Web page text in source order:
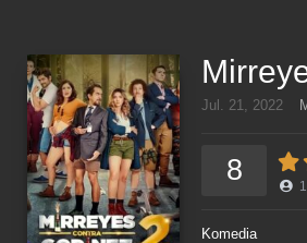
Jul. 21, 2022
8 1
Komedia